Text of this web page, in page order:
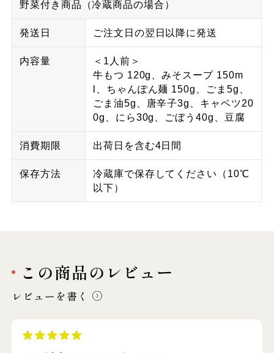
野菜付き商品（冷蔵商品の場合）
発送日 ご注文日の翌日以降に発送
内容量
＜1人前＞
牛もつ 120g、みそスープ 150m
l、ちゃんぽん麺 150g、ごま5g、
ごま油5g、唐辛子3g、キャベツ20
0g、にら30g、ごぼう40g、豆腐
消費期限 出荷日を含む4日間
保存方法
冷蔵庫で保存してください（10℃
以下）
この商品のレビュー
レビューを書く